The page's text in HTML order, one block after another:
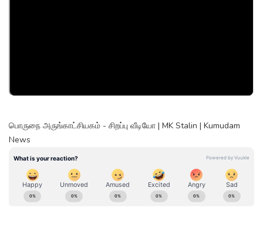
பொருநை அருங்காட்சியகம் - சிறப்பு வீடியோ | MK Stalin | Kumudam
News